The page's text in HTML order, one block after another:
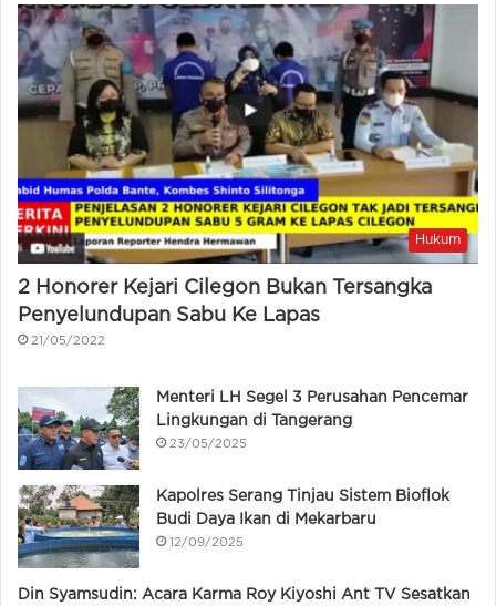
Hukum
2 Honorer Kejari Cilegon Bukan Tersangka
Penyelundupan Sabu Ke Lapas
21/05/2022
Menteri LH Segel 3 Perusahan Pencemar
Lingkungan di Tangerang
23/05/2025
Kapolres Serang Tinjau Sistem Bioflok
Budi Daya Ikan di Mekarbaru
12/09/2025
Din Syamsudin: Acara Karma Roy Kiyoshi Ant TV Sesatkan